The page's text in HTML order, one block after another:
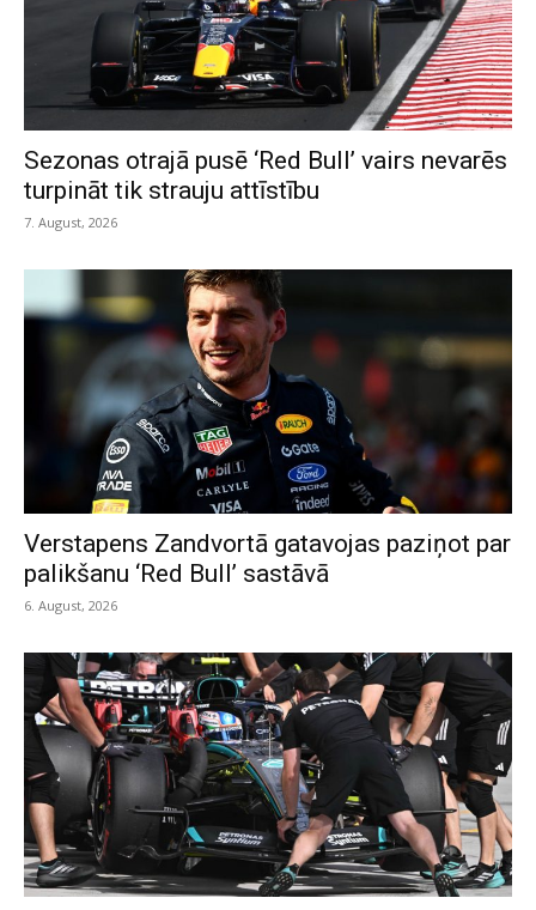
Sezonas otrajā pusē ‘Red Bull’ vairs nevarēs
turpināt tik strauju attīstību
7. August, 2026
Verstapens Zandvortā gatavojas paziņot par
palikšanu ‘Red Bull’ sastāvā
6. August, 2026